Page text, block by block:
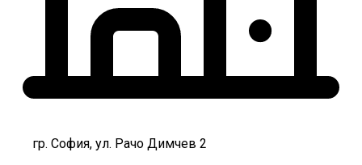
гр. София, ул. Рачо Димчев 2